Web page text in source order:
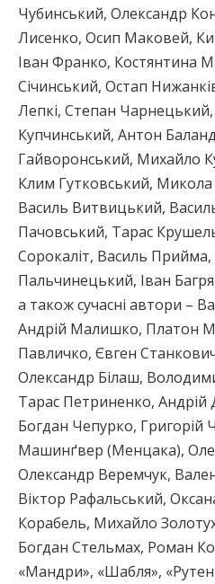
Чубинський, Олександр
Лисенко, Осип Маковей,
Іван Франко, Костянтина
Січинський, Остап
Лепкі, Степан
Купчинський, Антон
Гайворонський, Михайло
Клим Гутковський,
Василь Витвицький,
Пачовський, Тарас
Сорокаліт, Василь
Пальчинецький, Іван
а також сучасні автори –
Андрій Малишко, Платон
Павличко, Євген
Олександр Білаш,
Тарас Петриненко,
Богдан Чепурко, Григорій
Машинґвер (Менцака),
Олександр Веремчук,
Віктор Рафальський,
Корабель, Михайло
Богдан Стельмах, Роман
«Мандри», «Шабля»,